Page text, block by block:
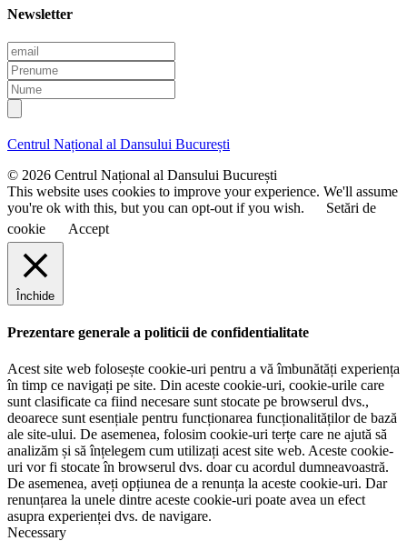
Newsletter
E
m
a
i
l
P
r
e
n
m
N
u
m
e
Centrul Național al Dansului București
© 2026 Centrul Național al Dansului București
This website uses cookies to improve your experience. We'll assume
you're ok with this, but you can opt-out if you wish.
Setări de
cookie
Accept
Închide
Prezentare generale a politicii de confidentialitate
Acest site web folosește cookie-uri pentru a vă îmbunătăți experiența
în timp ce navigați pe site. Din aceste cookie-uri, cookie-urile care
sunt clasificate ca fiind necesare sunt stocate pe browserul dvs.,
deoarece sunt esențiale pentru funcționarea funcționalităților de bază
ale site-ului. De asemenea, folosim cookie-uri terțe care ne ajută să
analizăm și să înțelegem cum utilizați acest site web. Aceste cookie-
uri vor fi stocate în browserul dvs. doar cu acordul dumneavoastră.
De asemenea, aveți opțiunea de a renunța la aceste cookie-uri. Dar
renunțarea la unele dintre aceste cookie-uri poate avea un efect
asupra experienței dvs. de navigare.
Necessary